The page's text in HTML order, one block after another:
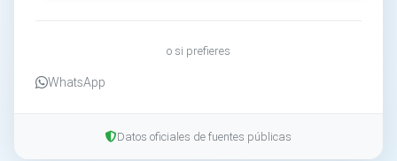
o si prefieres
WhatsApp
Datos oficiales de fuentes públicas